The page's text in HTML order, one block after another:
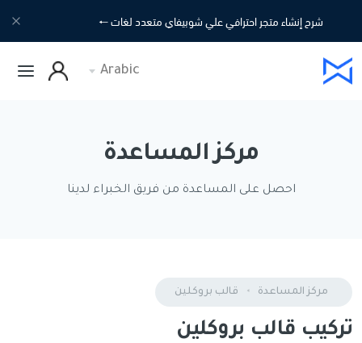
شرح إنشاء متجر احترافي علي شوبيفاي متعدد لغات🠐
Arabic
مركز المساعدة
احصل على المساعدة من فريق الخبراء لدينا
مركز المساعدة قالب بروكلين
تركيب قالب بروكلين